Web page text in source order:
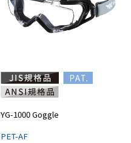
YG-1000 Goggle
PET-AF